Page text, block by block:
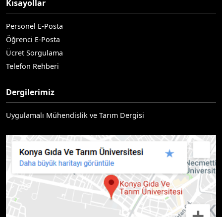
Kısayollar
Personel E-Posta
Öğrenci E-Posta
Ücret Sorgulama
Telefon Rehberi
Dergilerimiz
Uygulamalı Mühendislik ve Tarım Dergisi